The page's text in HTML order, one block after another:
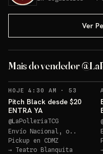
Ver
Mais do vendedor
HOJE 4:30 AM ·53
Pitch Black desde $20
ENTRA YA
@LaPolleriaTCG
Envío Nacional, o..
Pickup en CDMZ
→ Teatro Blanquita